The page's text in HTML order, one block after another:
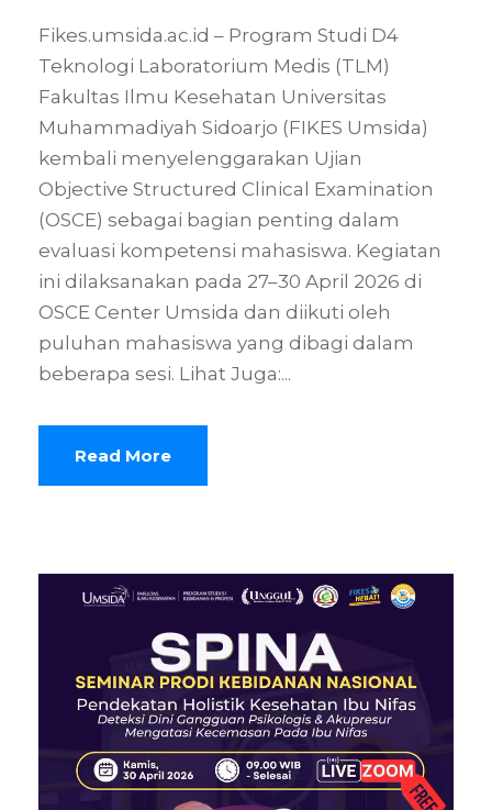
Fikes.umsida.ac.id – Program Studi D4
Teknologi Laboratorium Medis (TLM)
Fakultas Ilmu Kesehatan Universitas
Muhammadiyah Sidoarjo (FIKES Umsida)
kembali menyelenggarakan Ujian
Objective Structured Clinical Examination
(OSCE) sebagai bagian penting dalam
evaluasi kompetensi mahasiswa. Kegiatan
ini dilaksanakan pada 27–30 April 2026 di
OSCE Center Umsida dan diikuti oleh
puluhan mahasiswa yang dibagi dalam
beberapa sesi. Lihat Juga:...
Read More